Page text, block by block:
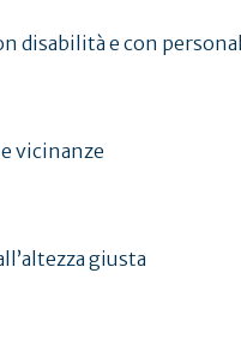
disabilità e con
vicinanze
giusta